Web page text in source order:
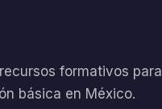
formativos para
básica en México.